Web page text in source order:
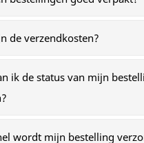
de verzendkosten?
ik de status van mijn
wordt mijn bestelling